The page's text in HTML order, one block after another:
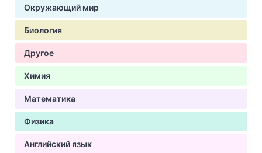
Окружающий мир
Биология
Другое
Химия
Математика
Физика
Английский язык